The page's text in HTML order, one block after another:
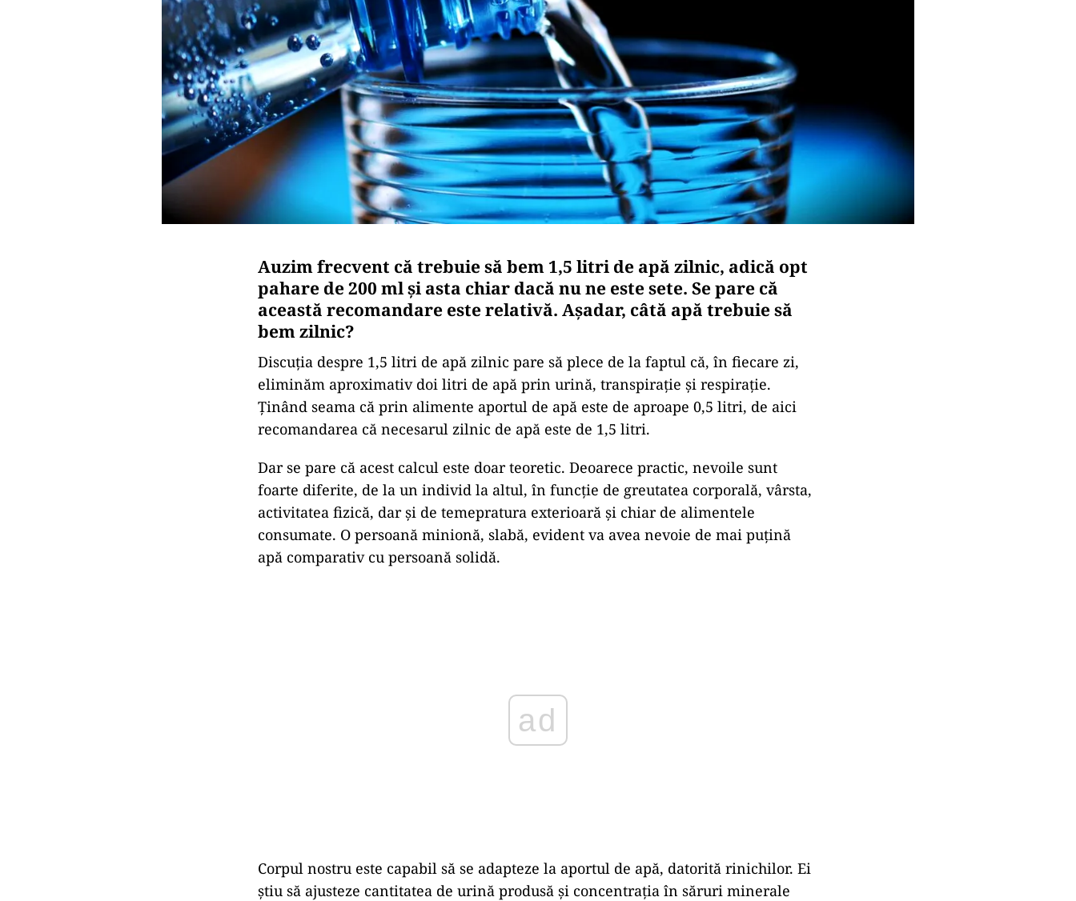
Auzim frecvent că trebuie să bem 1,5 litri de apă zilnic, adică opt
pahare de 200 ml și asta chiar dacă nu ne este sete. Se pare că
această recomandare este relativă. Așadar, câtă apă trebuie să
bem zilnic?
Discuția despre 1,5 litri de apă zilnic pare să plece de la faptul că, în fiecare zi,
eliminăm aproximativ doi litri de apă prin urină, transpirație și respirație.
Ținând seama că prin alimente aportul de apă este de aproape 0,5 litri, de aici
recomandarea că necesarul zilnic de apă este de 1,5 litri.
Dar se pare că acest calcul este doar teoretic. Deoarece practic, nevoile sunt
foarte diferite, de la un individ la altul, în funcție de greutatea corporală, vârsta,
activitatea fizică, dar și de temepratura exterioară și chiar de alimentele
consumate. O persoană minionă, slabă, evident va avea nevoie de mai puțină
apă comparativ cu persoană solidă.
Corpul nostru este capabil să se adapteze la aportul de apă, datorită rinichilor. Ei
știu să ajusteze cantitatea de urină produsă și concentrația în săruri minerale